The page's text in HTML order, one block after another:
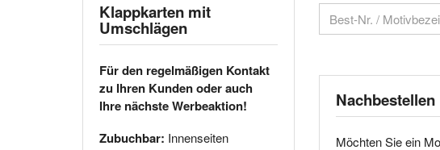
Nachbestellen
Möchten Sie ein
Klappkarten mit
Umschlägen
Für den regelmäßigen Kontakt
zu Ihren Kunden oder auch
Ihre nächste Werbeaktion!
Zubuchbar: Innenseiten